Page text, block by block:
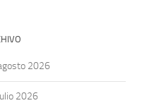
2026
2026